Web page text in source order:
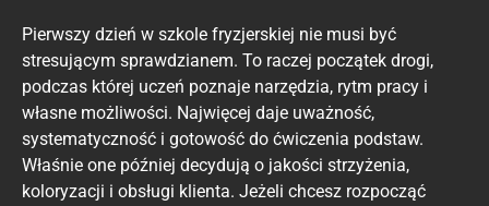
Pierwszy dzień w szkole fryzjerskiej nie musi być
stresującym sprawdzianem. To raczej początek drogi,
podczas której uczeń poznaje narzędzia, rytm pracy i
własne możliwości. Najwięcej daje uważność,
systematyczność i gotowość do ćwiczenia podstaw.
Właśnie one później decydują o jakości strzyżenia,
koloryzacji i obsługi klienta. Jeżeli chcesz rozpocząć